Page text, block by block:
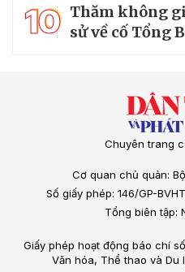
10 Thăm không
sử về cố Tổng
Chuyên trang
Cơ quan chủ quản:
Số giấy phép: 146/GP-
Tổng biên tập:
Giấy phép hoạt động báo chí
Văn hóa, Thể thao và Du